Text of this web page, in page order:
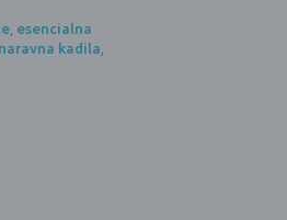
, esencialna
naravna kadila,